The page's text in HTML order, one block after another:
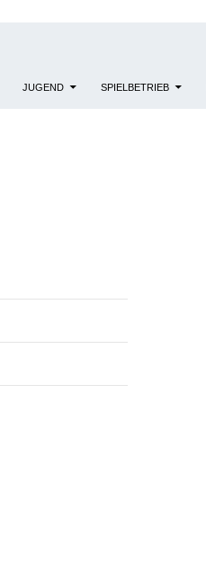
JUGEND SPIELBETRIEB